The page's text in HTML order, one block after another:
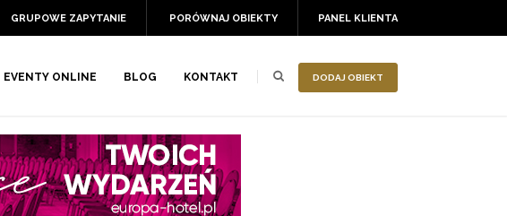
PANEL KLIENTA
PORÓWNAJ OBIEKTY
GRUPOWE ZAPYTANIE
DODAJ OBIEKT
EVENTY ONLINE BLOG KONTAKT